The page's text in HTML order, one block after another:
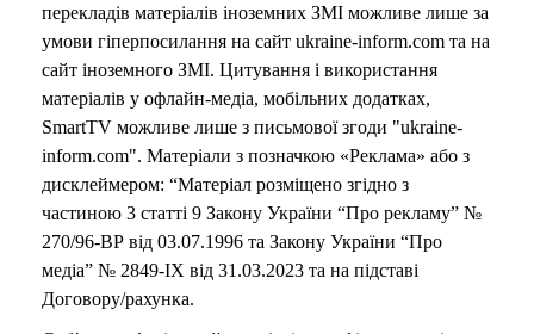
перекладів матеріалів іноземних ЗМІ можливе лише за
умови гіперпосилання на сайт ukraine-inform.com та на
сайт іноземного ЗМІ. Цитування і використання
матеріалів у офлайн-медіа, мобільних додатках,
SmartTV можливе лише з письмової згоди "ukraine-
inform.com". Матеріали з позначкою «Реклама» або з
дисклеймером: “Матеріал розміщено згідно з
частиною 3 статті 9 Закону України “Про рекламу” №
270/96-ВР від 03.07.1996 та Закону України “Про
медіа” № 2849-IX від 31.03.2023 та на підставі
Договору/рахунка.